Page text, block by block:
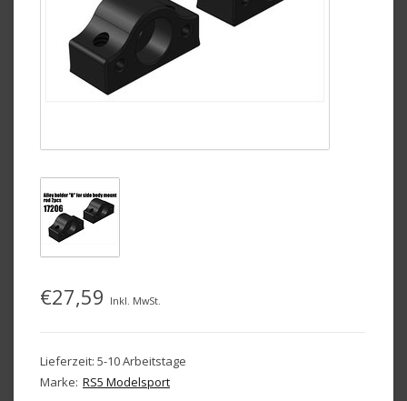
€27,59 Inkl. MwSt.
Lieferzeit: 5-10 Arbeitstage
Marke: RS5 Modelsport